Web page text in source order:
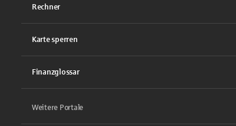
Rechner
Karte sperren
Finanzglossar
Weitere Portale